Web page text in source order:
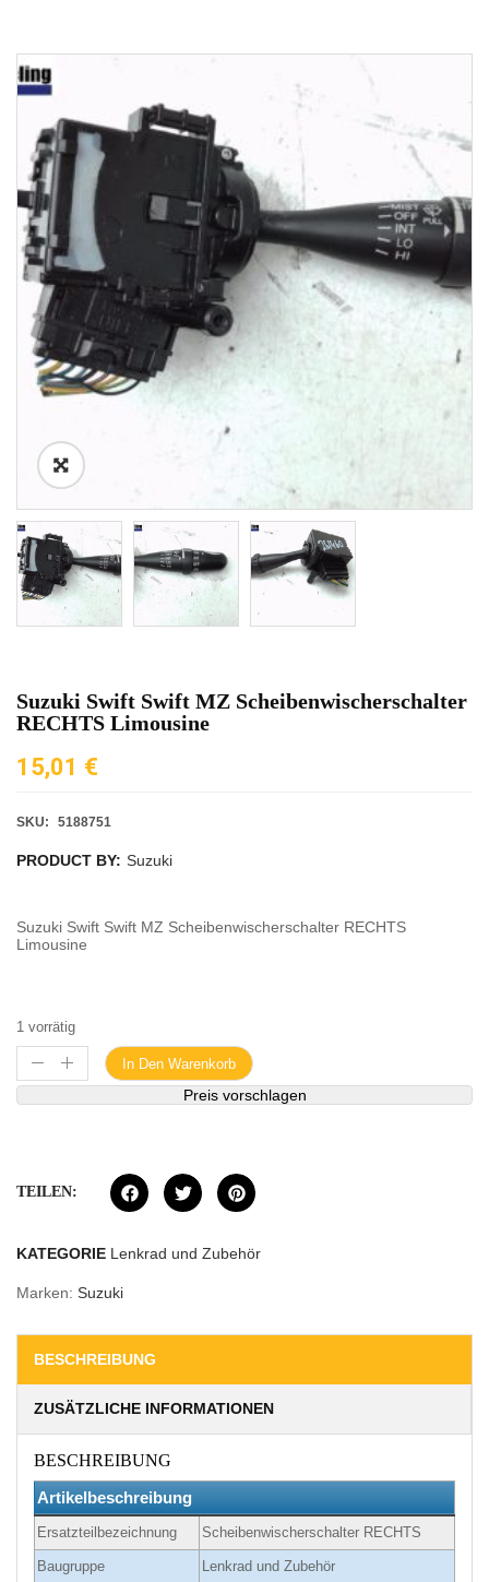
Suzuki Swift Swift MZ Scheibenwischerschalter
RECHTS Limousine
15,01 €
SKU: 5188751
PRODUCT BY: Suzuki
Suzuki Swift Swift MZ Scheibenwischerschalter RECHTS
Limousine
1 vorrätig
In Den Warenkorb
Preis vorschlagen
TEILEN:
KATEGORIE Lenkrad und Zubehör
Marken: Suzuki
BESCHREIBUNG
ZUSÄTZLICHE INFORMATIONEN
BESCHREIBUNG
Artikelbeschreibung
Ersatzteilbezeichnung Scheibenwischerschalter RECHTS
Baugruppe Lenkrad und Zubehör